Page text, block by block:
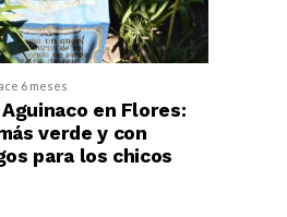
6 meses
en Flores:
verde y con
para los chicos